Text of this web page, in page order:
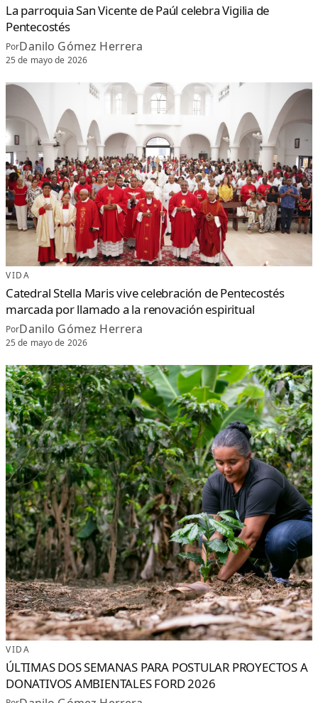
D
E
5
,
0
0
0
M
R
Á
N
H
E
Z
R
A
M
Í
R
E
Z
A
V
É
D
E
D
A
A
C
La parroquia San Vicente de Paúl celebra Vigilia de
Pentecostés
PorDanilo Gómez Herrera
25 de mayo de 2026
VIDA
Catedral Stella Maris vive celebración de Pentecostés
marcada por llamado a la renovación espiritual
PorDanilo Gómez Herrera
25 de mayo de 2026
VIDA
ÚLTIMAS DOS SEMANAS PARA POSTULAR PROYECTOS A
DONATIVOS AMBIENTALES FORD 2026